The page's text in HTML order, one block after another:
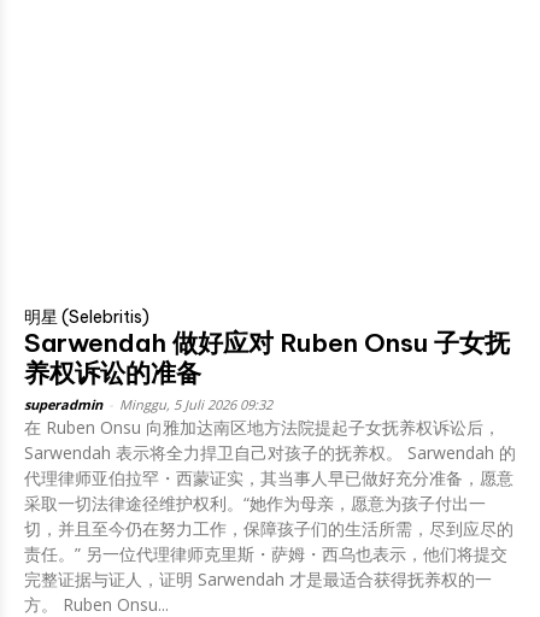
明星 (Selebritis)
Sarwendah 做好应对 Ruben Onsu 子女抚
养权诉讼的准备
superadmin Minggu, 5 Juli 2026 09:32
在 Ruben Onsu 向雅加达南区地方法院提起子女抚养权诉讼后，
Sarwendah 表示将全力捍卫自己对孩子的抚养权。 Sarwendah 的
代理律师亚伯拉罕・西蒙证实，其当事人早已做好充分准备，愿意
采取一切法律途径维护权利。“她作为母亲，愿意为孩子付出一
切，并且至今仍在努力工作，保障孩子们的生活所需，尽到应尽的
责任。” 另一位代理律师克里斯・萨姆・西乌也表示，他们将提交
完整证据与证人，证明 Sarwendah 才是最适合获得抚养权的一
方。 Ruben Onsu...